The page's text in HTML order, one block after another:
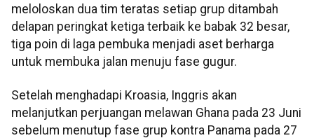
meloloskan dua tim teratas setiap grup ditambah
delapan peringkat ketiga terbaik ke babak 32 besar,
tiga poin di laga pembuka menjadi aset berharga
untuk membuka jalan menuju fase gugur.
Setelah menghadapi Kroasia, Inggris akan
melanjutkan perjuangan melawan Ghana pada 23 Juni
sebelum menutup fase grup kontra Panama pada 27